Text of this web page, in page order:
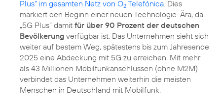
Plus” im gesamten Netz von O2 Telefónica . Dies
markiert den Beginn einer neuen Technologie-Ära, da
„5G Plus“ damit für über 90 Prozent der deutschen
Bevölkerung verfügbar ist. Das Unternehmen sieht sich
weiter auf bestem Weg, spätestens bis zum Jahresende
2025 eine Abdeckung mit 5G zu erreichen. Mit mehr
als 43 Millionen Mobilfunkanschlüssen (ohne M2M)
verbindet das Unternehmen weiterhin die meisten
Menschen in Deutschland mit Mobilfunk.